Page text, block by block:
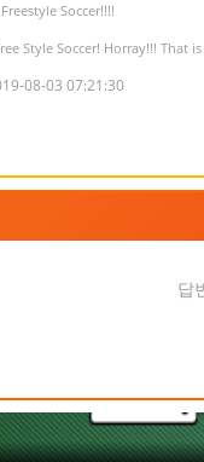
Soccer!!!!
Style Soccer! Horray!!! That
08-03 07:21:30
답